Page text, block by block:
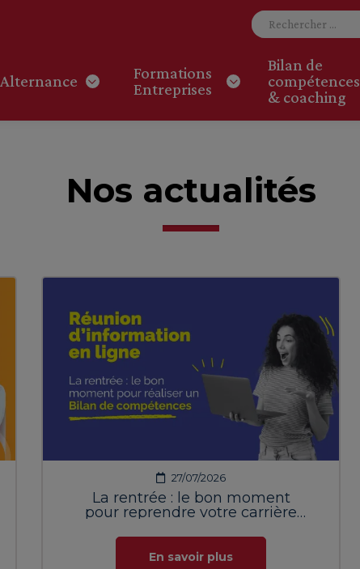
Alternance
Formations
Entreprises
Bilan de
compétences
& coaching
Nos actualités
27/07/2026
La rentrée : le bon moment
pour reprendre votre carrière
En savoir plus